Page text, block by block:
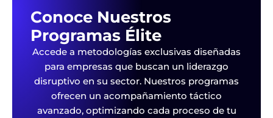
Conoce Nuestros
Programas Élite
Accede a metodologías exclusivas diseñadas
para empresas que buscan un liderazgo
disruptivo en su sector. Nuestros programas
ofrecen un acompañamiento táctico
avanzado, optimizando cada proceso de tu